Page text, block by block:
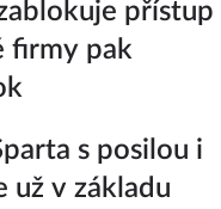
přístup
firmy pak
s posilou i
už v základu